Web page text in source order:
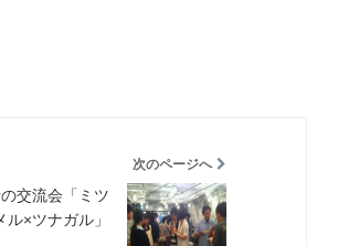
次のページへ
交流会「ミツ
ル×ツナガル」